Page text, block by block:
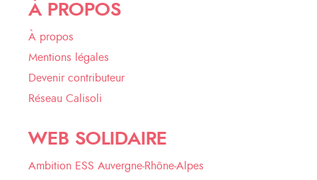
À PROPOS
À propos
Mentions légales
Devenir contributeur
Réseau Calisoli
WEB SOLIDAIRE
Ambition ESS Auvergne-Rhône-Alpes